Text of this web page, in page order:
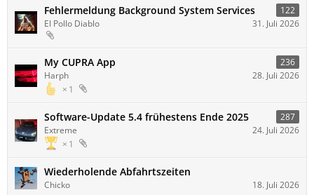
Fehlermeldung Background System Services
122
El Pollo Diablo
31. Juli 2026
My CUPRA App 236
1
Harph 28. Juli 2026
Software-Update 5.4 frühestens Ende 2025 287
1
Extreme 24. Juli 2026
Wiederholende Abfahrtszeiten
Chicko 18. Juli 2026